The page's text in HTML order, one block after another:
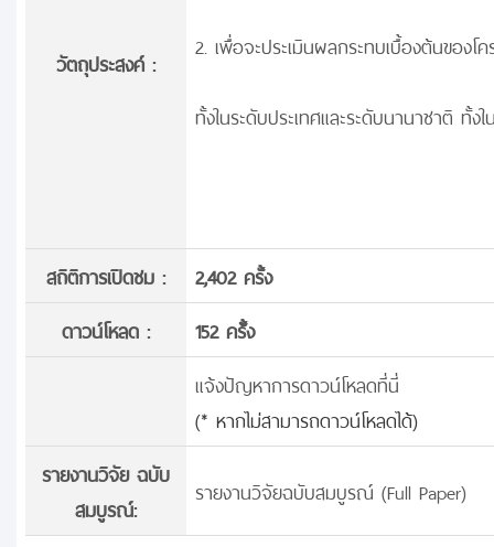
วัตถุประสงค์ :
2. เพื่อจะประเมินผลกระทบเบื้องต้นของ
ทั้งในระดับประเทศและระดับนานาชาติ ทั้ง
สถิติการเปิดชม :
2,402 ครั้ง
ดาวน์โหลด :
152 ครั้้ง
แจ้งปัญหาการดาวน์โหลดที่นี่
(* หากไม่สามารถดาวน์โหลดได้)
รายงานวิจัย ฉบับ
สมบูรณ์:
รายงานวิจัยฉบับสมบูรณ์ (Full Paper)